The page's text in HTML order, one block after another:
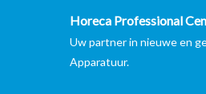
Horeca Professional
Uw partner in nieuwe en
Apparatuur.